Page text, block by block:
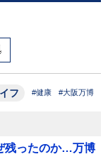
フ #健康 #大阪万博
残ったのか…万博